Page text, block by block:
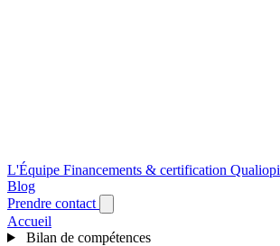
L'Équipe Financements & certification Qualiopi
Blog
Prendre contact
Accueil
Bilan de compétences